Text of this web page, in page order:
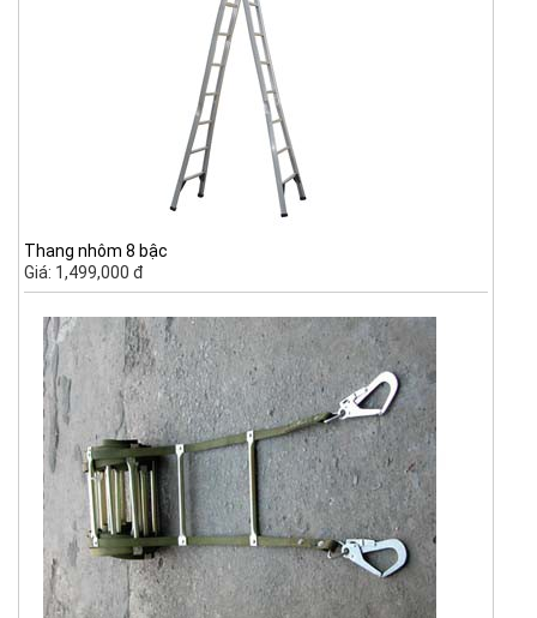
Thang nhôm 8 bậc
Giá: 1,499,000 đ